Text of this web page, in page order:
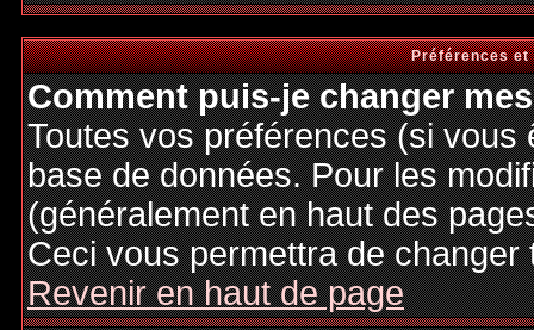
Préférences
Comment puis-je changer
Toutes vos préférences (si
base de données. Pour les
(généralement en haut des
Ceci vous permettra de
Revenir en haut de page